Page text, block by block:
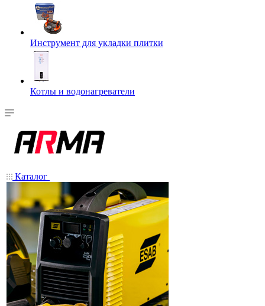
Инструмент для укладки плитки
Котлы и водонагреватели
Каталог